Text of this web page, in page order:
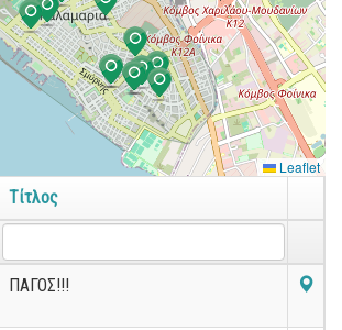
Leaflet
Τίτλος
ΠΑΓΟΣ!!!